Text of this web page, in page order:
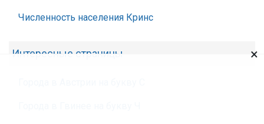
Численность населения Кринс
Интересные страницы ×